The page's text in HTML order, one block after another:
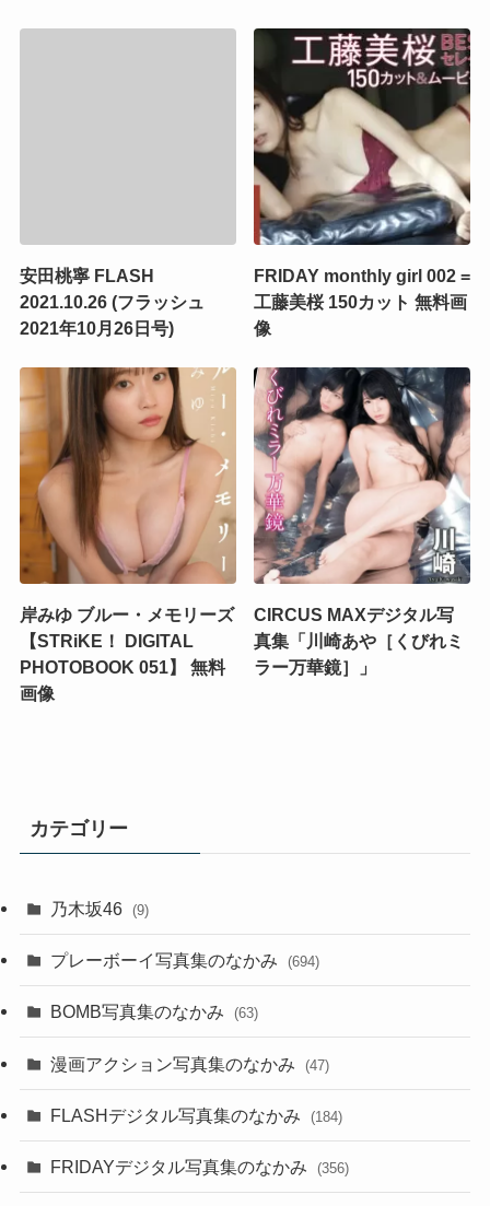
安田桃寧 FLASH
2021.10.26 (フラッシュ
2021年10月26日号)
FRIDAY monthly girl 002 =
工藤美桜 150カット 無料画
像
岸みゆ ブルー・メモリーズ
【STRiKE！ DIGITAL
PHOTOBOOK 051】 無料
画像
CIRCUS MAXデジタル写
真集「川崎あや［くびれミ
ラー万華鏡］」
カテゴリー
乃木坂46 (9)
プレーボーイ写真集のなかみ (694)
BOMB写真集のなかみ (63)
漫画アクション写真集のなかみ (47)
FLASHデジタル写真集のなかみ (184)
FRIDAYデジタル写真集のなかみ (356)